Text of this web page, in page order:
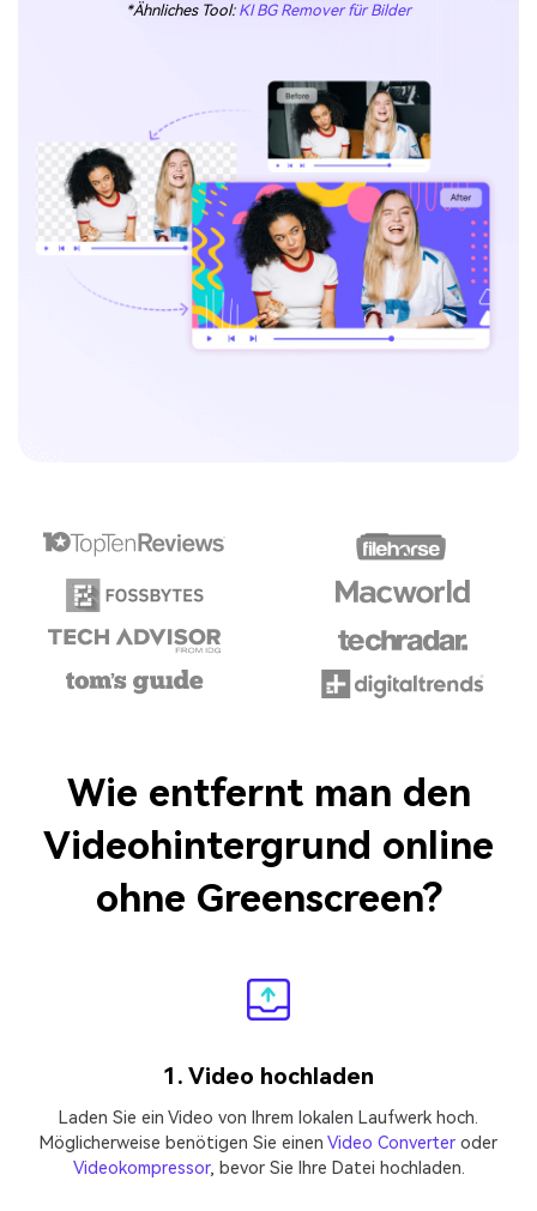
*Ähnliches Tool: KI BG Remover für Bilder
Wie entfernt man den
Videohintergrund online
ohne Greenscreen?
1. Video hochladen
Laden Sie ein Video von Ihrem lokalen Laufwerk hoch.
Möglicherweise benötigen Sie einen Video Converter oder
Videokompressor, bevor Sie Ihre Datei hochladen.